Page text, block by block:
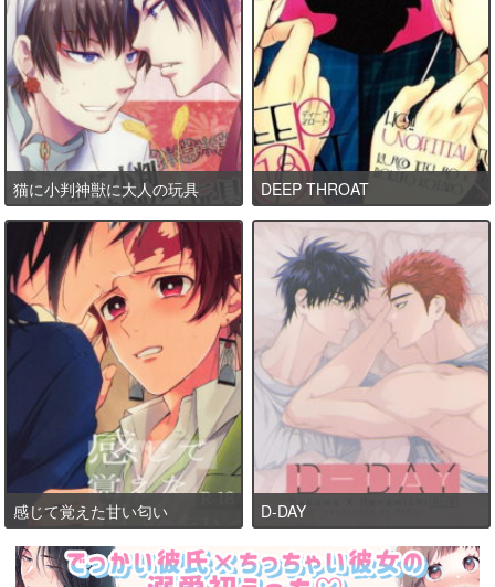
猫に小判神獣に大人の玩具 DEEP THROAT
感じて覚えた甘い匂い D-DAY